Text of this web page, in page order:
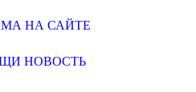
НА САЙТЕ
НОВОСТЬ